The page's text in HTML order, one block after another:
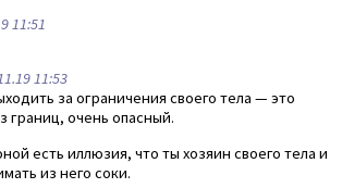
11:51
11:53
за ограничения своего тела — это
границ, очень опасный.
есть иллюзия, что ты хозяин своего тела и
из него соки.